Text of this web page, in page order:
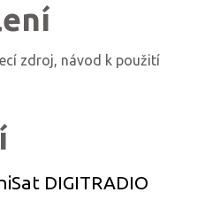
zdroj, návod k použití
DIGITRADIO